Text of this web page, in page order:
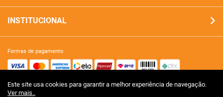
Este site usa cookies para garantir a melhor experiência de navegação.
Ver mais..
INSTITUCIONAL
formas de pagamento
site 100% seguro